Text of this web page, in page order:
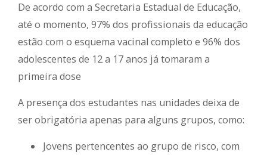
De acordo com a Secretaria Estadual de Educação,
até o momento, 97% dos profissionais da educação
estão com o esquema vacinal completo e 96% dos
adolescentes de 12 a 17 anos já tomaram a
primeira dose
A presença dos estudantes nas unidades deixa de
ser obrigatória apenas para alguns grupos, como:
Jovens pertencentes ao grupo de risco, com